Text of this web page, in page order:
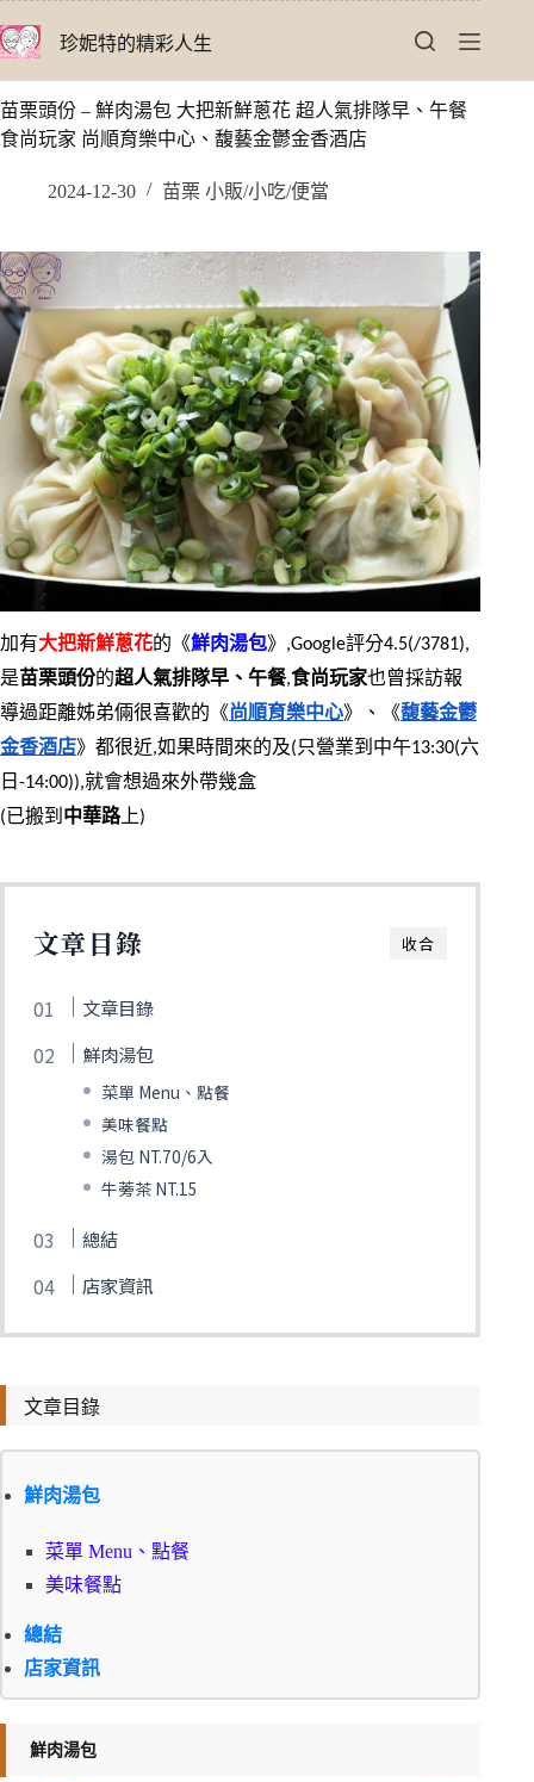
至
要
內
珍妮特的精彩人生
苗栗頭份 – 鮮肉湯包 大把新鮮蔥花 超人氣排隊早、午餐
食尚玩家 尚順育樂中心、馥藝金鬱金香酒店
2024-12-30 苗栗 小販/小吃/便當
加有大把新鮮蔥花的《鮮肉湯包》,Google評分4.5(/3781),
是苗栗頭份的超人氣排隊早、午餐,食尚玩家也曾採訪報
導過距離姊弟倆很喜歡的《尚順育樂中心》、《馥藝金鬱
金香酒店》都很近,如果時間來的及(只營業到中午13:30(六
日-14:00)),就會想過來外帶幾盒
(已搬到 中華路上)
收合
文章目錄
文章目錄
鮮肉湯包
菜單 Menu、點餐
美味餐點
湯包 NT.70/6入
牛蒡茶 NT.15
總結
店家資訊
文章目錄
鮮肉湯包
菜單 Menu、點餐
美味餐點
總結
店家資訊
鮮肉湯包